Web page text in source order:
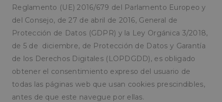
Reglamento (UE) 2016/679 del Parlamento Europeo y
del Consejo, de 27 de abril de 2016, General de
Protección de Datos (GDPR) y la Ley Orgánica 3/2018,
de 5 de diciembre, de Protección de Datos y Garantía
de los Derechos Digitales (LOPDGDD), es obligado
obtener el consentimiento expreso del usuario de
todas las páginas web que usan cookies prescindibles,
antes de que este navegue por ellas.